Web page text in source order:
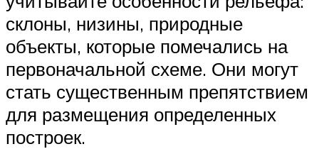
склоны, низины, природные
объекты, которые помечались на
первоначальной схеме. Они могут
стать существенным препятствием
для размещения определенных
построек.